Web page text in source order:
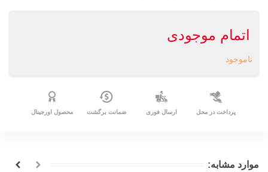
اتمام موجودی
ناموجود
پرداخت در محل ارسال فوری ضمانت برگشت محصول اورجینال
موارد مشابه: